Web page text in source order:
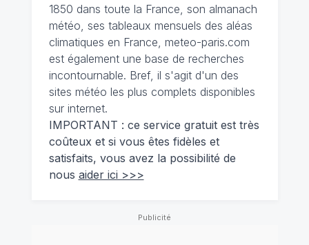
1850 dans toute la France, son almanach
météo, ses tableaux mensuels des aléas
climatiques en France, meteo-paris.com
est également une base de recherches
incontournable. Bref, il s'agit d'un des
sites météo les plus complets disponibles
sur internet.
IMPORTANT : ce service gratuit est très
coûteux et si vous êtes fidèles et
satisfaits, vous avez la possibilité de
nous aider ici >>>